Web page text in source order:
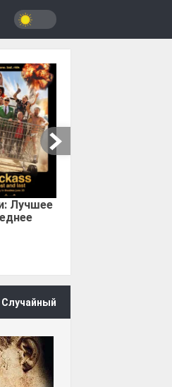
Лучшее
Случайный